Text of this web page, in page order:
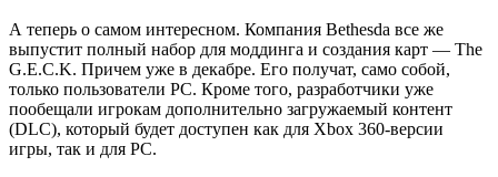
А теперь о самом интересном. Компания Bethesda все же
выпустит полный набор для моддинга и создания карт — The
G.E.C.K. Причем уже в декабре. Его получат, само собой,
только пользователи PC. Кроме того, разработчики уже
пообещали игрокам дополнительно загружаемый контент
(DLC), который будет доступен как для Xbox 360-версии
игры, так и для РС.